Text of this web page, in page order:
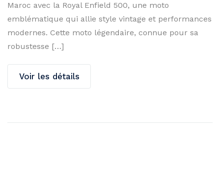
Maroc avec la Royal Enfield 500, une moto
emblématique qui allie style vintage et performances
modernes. Cette moto légendaire, connue pour sa
robustesse […]
Voir les détails